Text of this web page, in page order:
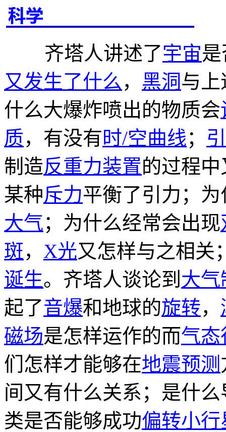
齐塔人讲述了宇宙
又发生了什么 ， 黑洞与
什么大爆炸喷出的物质会
质，有没有时/空曲线；
制造反重力装置的过程
某种斥力平衡了引力；为
大气；为什么经常会出现
斑， X光又怎样与之相关
诞生。齐塔人谈论到 大气
起了音爆和地球的旋转，
磁场是怎样运作的而气态
们怎样才能够在地震预测
间又有什么关系；是什
类是否能够成功偏转小行